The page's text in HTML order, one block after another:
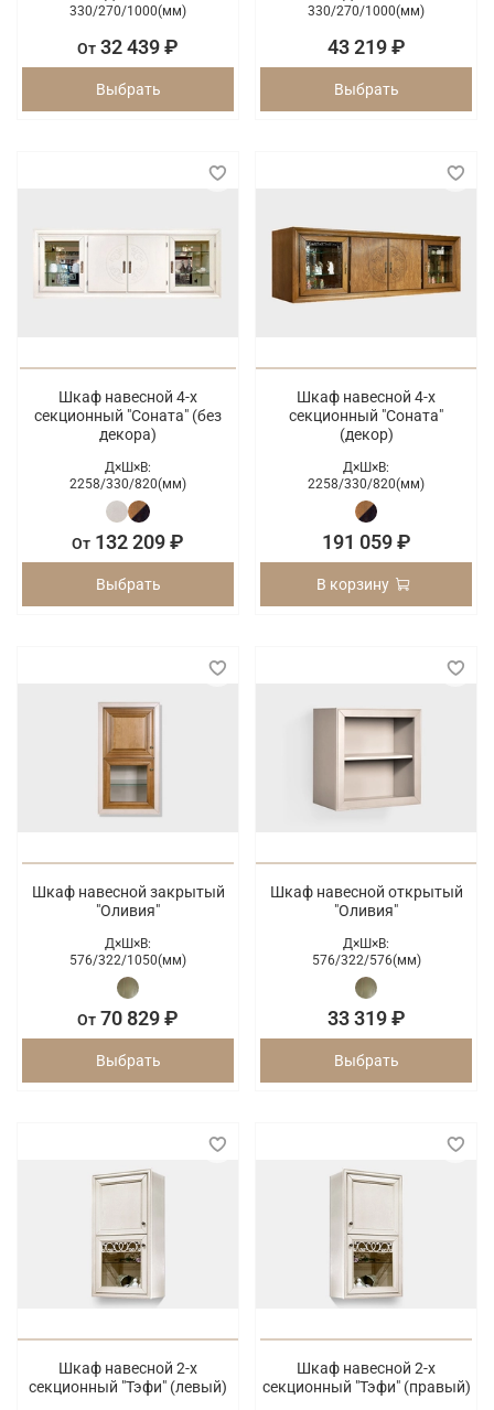
330/270/1000(мм)
От 32 439 ₽
Выбрать
330/270/1000(мм)
43 219 ₽
Выбрать
Шкаф навесной 4-х
секционный "Соната" (без
декора)
Д×Ш×В:
2258/330/820(мм)
От 132 209 ₽
Выбрать
Шкаф навесной 4-х
секционный "Соната"
(декор)
Д×Ш×В:
2258/330/820(мм)
191 059 ₽
В корзину
Шкаф навесной закрытый
"Оливия"
Д×Ш×В:
576/322/1050(мм)
От 70 829 ₽
Выбрать
Шкаф навесной открытый
"Оливия"
Д×Ш×В:
576/322/576(мм)
33 319 ₽
Выбрать
Шкаф навесной 2-х
секционный "Тэфи" (левый)
Шкаф навесной 2-х
секционный "Тэфи" (правый)